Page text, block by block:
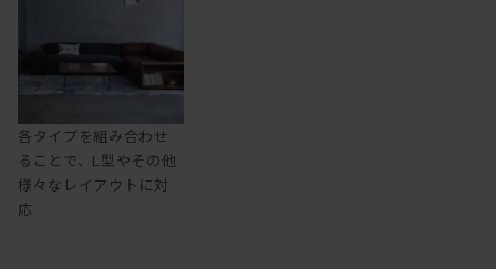
各タイプを組み合わせ
ることで、L型やその他
様々なレイアウトに対
応